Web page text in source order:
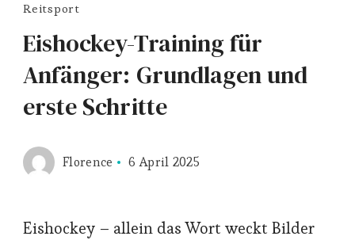
Reitsport
Eishockey-Training für
Anfänger: Grundlagen und
erste Schritte
Florence 6 April 2025
Eishockey – allein das Wort weckt Bilder